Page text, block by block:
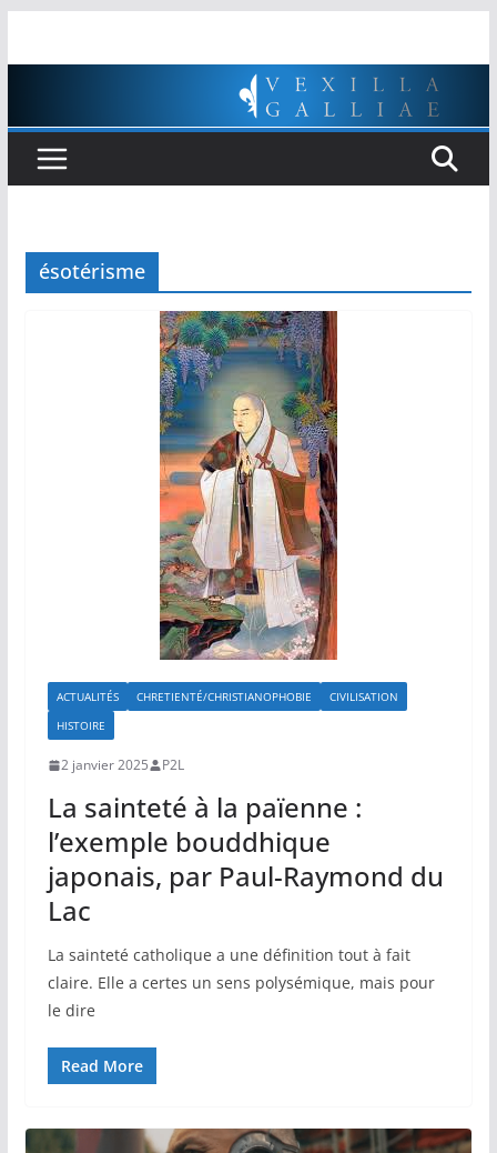
ésotérisme
ACTUALITÉS CHRETIENTÉ/CHRISTIANOPHOBIE
CIVILISATION
HISTOIRE
2 janvier 2025 P2L
La sainteté à la païenne :
l’exemple bouddhique
japonais, par Paul-Raymond du
Lac
La sainteté catholique a une définition tout à fait
claire. Elle a certes un sens polysémique, mais pour
le dire
Read More